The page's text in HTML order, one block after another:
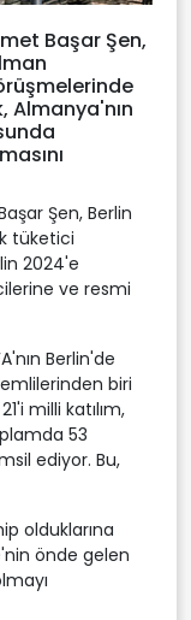
Başar Şen,
Almanya'nın
Şen, Berlin
tüketici
2024'e
ve resmi
Berlin'de
biri
milli katılım,
53
ediyor. Bu,
olduklarına
önde gelen